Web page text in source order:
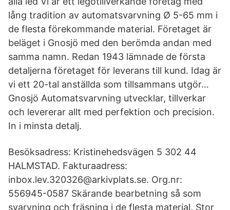
lång tradition av automatsvarvning Ø 5-65 mm i
de flesta förekommande material. Företaget är
beläget i Gnosjö med den berömda andan med
samma namn. Redan 1943 lämnade de första
detaljerna företaget för leverans till kund. Idag är
vi ett 20-tal anställda som tillsammans utgör…
Gnosjö Automatsvarvning utvecklar, tillverkar
och levererar allt med perfektion och precision.
In i minsta detalj.
Besöksadress: Kristinehedsvägen 5 302 44
HALMSTAD. Fakturaadress:
inbox.lev.320326@arkivplats.se. Org.nr:
556945-0587 Skärande bearbetning så som
svarvning och fräsning i de flesta material. Stor